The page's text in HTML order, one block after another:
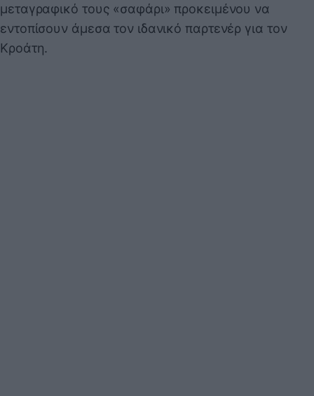
μεταγραφικό τους «σαφάρι» προκειμένου να
εντοπίσουν άμεσα τον ιδανικό παρτενέρ για τον
Κροάτη.